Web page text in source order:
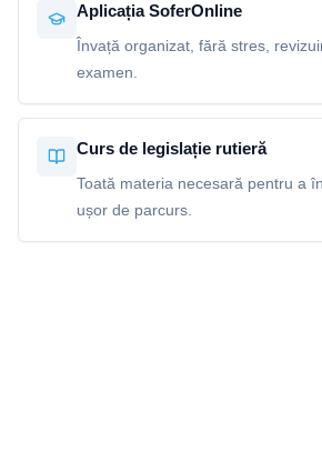
Aplicația SoferOnline
Învață organizat, fără stres,
examen.
Curs de legislație rutieră
Toată materia necesară pentru a
ușor de parcurs.